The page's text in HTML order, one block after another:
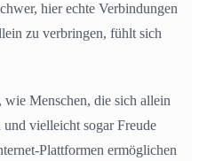
hier echte Verbindungen
zu verbringen, fühlt sich
Menschen, die sich allein
und vielleicht sogar Freude
Plattformen ermöglichen